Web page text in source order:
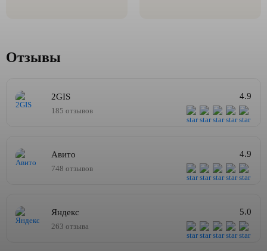
Отзывы
2GIS
185 отзывов
4.9
Авито
748 отзывов
4.9
Яндекс
263 отзыва
5.0